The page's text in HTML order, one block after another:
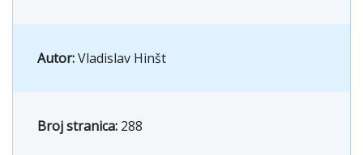
Autor:Vladislav Hinšt
Broj stranica: 288